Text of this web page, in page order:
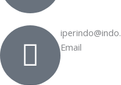
Email